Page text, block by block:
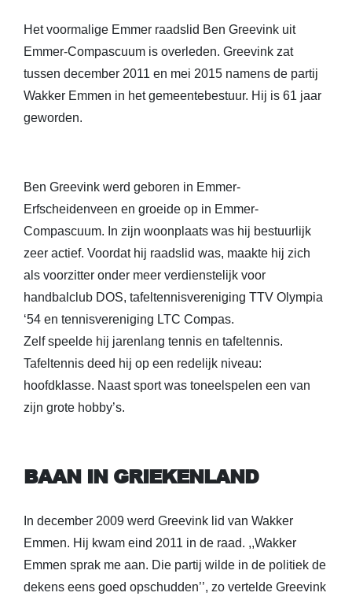
Het voormalige Emmer raadslid Ben Greevink uit
Emmer-Compascuum is overleden. Greevink zat
tussen december 2011 en mei 2015 namens de partij
Wakker Emmen in het gemeentebestuur. Hij is 61 jaar
geworden.
Ben Greevink werd geboren in Emmer-
Erfscheidenveen en groeide op in Emmer-
Compascuum. In zijn woonplaats was hij bestuurlijk
zeer actief. Voordat hij raadslid was, maakte hij zich
als voorzitter onder meer verdienstelijk voor
handbalclub DOS, tafeltennisvereniging TTV Olympia
‘54 en tennisvereniging LTC Compas.
Zelf speelde hij jarenlang tennis en tafeltennis.
Tafeltennis deed hij op een redelijk niveau:
hoofdklasse. Naast sport was toneelspelen een van
zijn grote hobby’s.
BAAN IN GRIEKENLAND
In december 2009 werd Greevink lid van Wakker
Emmen. Hij kwam eind 2011 in de raad. ,,Wakker
Emmen sprak me aan. Die partij wilde in de politiek de
dekens eens goed opschudden’’, zo vertelde Greevink